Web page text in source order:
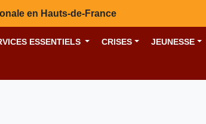
en Hauts-de-France
ESSENTIELS CRISES JEUNESSE